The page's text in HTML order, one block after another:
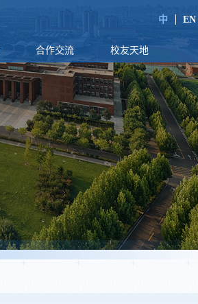
中 EN
合作交流 校友天地